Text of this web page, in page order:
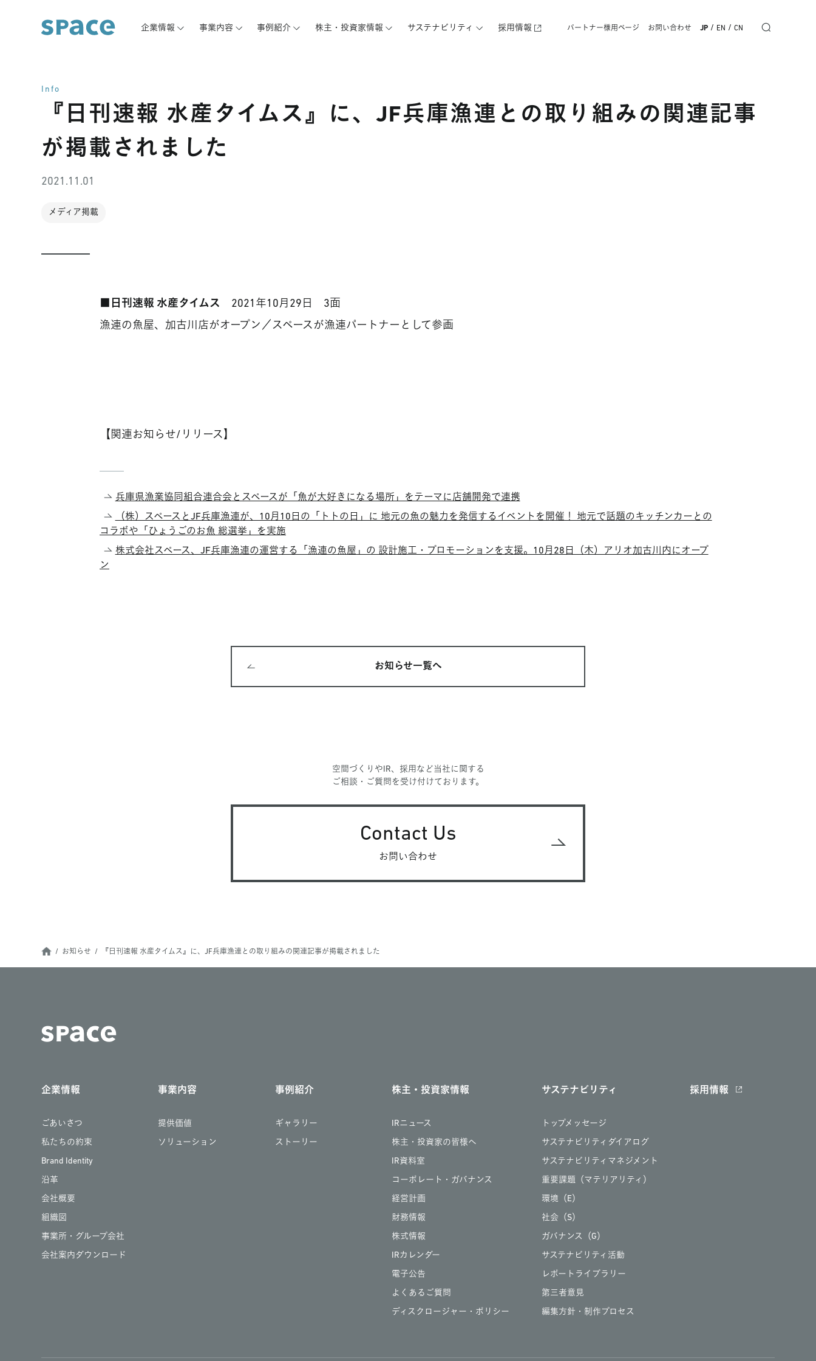
企業情報 事業内容 事例紹介 株主・投資家情報 サステナビリティ 採用情報 パートナー様用ページ お問い合わせ JP / EN / CN
Info
『日刊速報 水産タイムス』に、JF兵庫漁連との取り組みの関連記事
が掲載されました
2021.11.01
メディア掲載
■ 日刊速報 水産タイムス
2021年10月29日 3面
漁連の魚屋、加古川店がオープン／スペースが漁連パートナーとして参画
【関連お知らせ/リリース】
兵庫県漁業協同組合連合会とスペースが「魚が大好きになる場所」をテーマに店舗開発で連携
（株）スペースとJF兵庫漁連が、10月10日の「トトの日」に 地元の魚の魅力を発信するイベントを開催！ 地元で話題のキッチンカーとの
コラボや「ひょうごのお魚 総選挙」を実施
株式会社スペース、JF兵庫漁連の運営する「漁連の魚屋」の 設計施工・プロモーションを支援。10月28日（木）アリオ加古川内にオープ
ン
お知らせ一覧へ
空間づくりやIR、採用など当社に関する
ご相談・ご質問を受け付けております。
Contact Us
お問い合わせ
お知らせ 『日刊速報 水産タイムス』に、JF兵庫漁連との取り組みの関連記事が掲載されました
企業情報
ごあいさつ
私たちの約束
Brand Identity
沿革
会社概要
組織図
事業所・グループ会社
会社案内ダウンロード
事業内容
提供価値
ソリューション
事例紹介
ギャラリー
ストーリー
株主・投資家情報
IRニュース
株主・投資家の皆様へ
IR資料室
コーポレート・ガバナンス
経営計画
財務情報
株式情報
IRカレンダー
電子公告
よくあるご質問
ディスクロージャー・ポリシー
サステナビリティ
トップメッセージ
サステナビリティダイアログ
サステナビリティマネジメント
重要課題（マテリアリティ）
環境（E）
社会（S）
ガバナンス（G）
サステナビリティ活動
レポートライブラリー
第三者意見
編集方針・制作プロセス
採用情報